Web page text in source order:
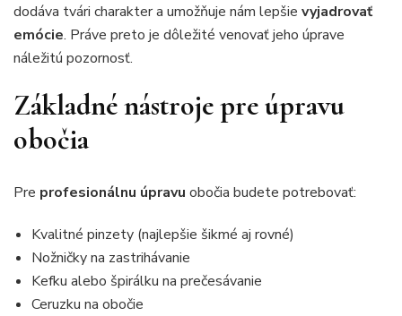
dodáva tvári charakter a umožňuje nám lepšie vyjadrovať
emócie. Práve preto je dôležité venovať jeho úprave
náležitú pozornosť.
Základné nástroje pre úpravu
obočia
Pre profesionálnu úpravu obočia budete potrebovať:
Kvalitné pinzety (najlepšie šikmé aj rovné)
Nožničky na zastrihávanie
Kefku alebo špirálku na prečesávanie
Ceruzku na obočie